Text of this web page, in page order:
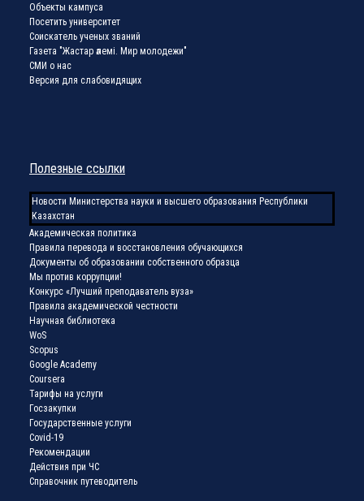
Объекты кампуса
Посетить университет
Соискатель ученых званий
Газета "Жастар әлемі. Мир молодежи"
СМИ о нас
Версия для слабовидящих
Полезные ссылки
Новости Министерства науки и высшего образования Республики
Казахстан
Академическая политика
Правила перевода и восстановления обучающихся
Документы об образовании собственного образца
Мы против коррупции!
Конкурс «Лучший преподаватель вуза»
Правила академической честности
Научная библиотека
WoS
Scopus
Google Academy
Coursera
Тарифы на услуги
Госзакупки
Государственные услуги
Covid-19
Рекомендации
Действия при ЧС
Справочник путеводитель